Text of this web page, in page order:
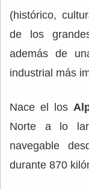
(histórico,
de los
además de
industrial más
Nace el los
Norte a lo
navegable
durante 870